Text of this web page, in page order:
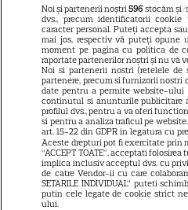
16
NETFLIX
Robert
noile
Banks”
VEDETE
Noi și partenerii noștri596 stocăm și/
dvs., precum identificatorii
caracter personal. Puteți accepta
mai jos, respectiv vă puteți
moment pe pagina cu politica de
raportate partenerilor noștri și nu vă
Noi si partenerii nostri (retelele de
partenere, precum si furnizorii nostri
date pentru a permite website-ului
continutul si anunturile publicitare
profilul dvs., pentru a va oferi
si pentru a analiza traficul pe
art. 15-22 din GDPR in legatura cu
Aceste drepturi pot fi exercitate prin
“ACCEPT TOATE”, acceptati
implica inclusiv acceptul dvs. cu
de catre Vendor-ii cu care
SETARILE INDIVIDUAL” puteti
putin cele legate de cookie strict
ului.